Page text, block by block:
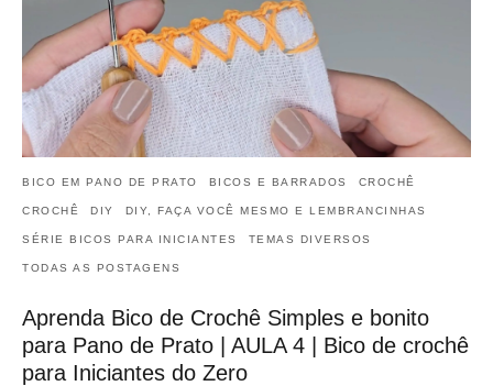
BICO EM PANO DE PRATO BICOS E BARRADOS CROCHÊ
CROCHÊ DIY DIY, FAÇA VOCÊ MESMO E LEMBRANCINHAS
SÉRIE BICOS PARA INICIANTES TEMAS DIVERSOS
TODAS AS POSTAGENS
Aprenda Bico de Crochê Simples e bonito
para Pano de Prato | AULA 4 | Bico de crochê
para Iniciantes do Zero